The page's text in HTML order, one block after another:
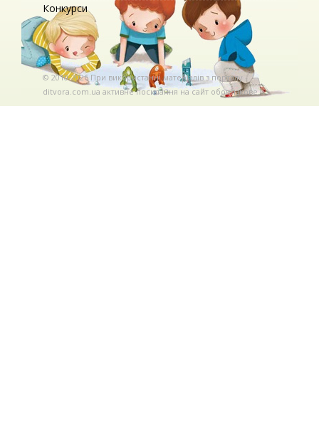
Конкурси
© 2010-2026 При використаннi матерiалiв з порталу
ditvora.com.ua активне посилання на сайт обов'язкове. .